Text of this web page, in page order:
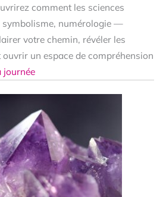
comment les sciences
numérologie —
votre chemin, révéler les
un espace de compréhension
journée